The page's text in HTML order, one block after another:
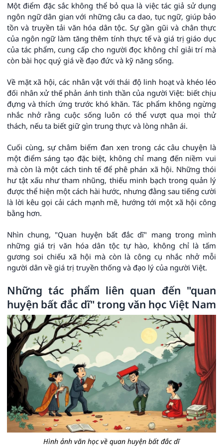
Một điểm đặc sắc không thể bỏ qua là việc tác giả sử dụng
ngôn ngữ dân gian với những câu ca dao, tục ngữ, giúp bảo
tồn và truyền tải văn hóa dân tộc. Sự gần gũi và chân thực
của ngôn ngữ làm tăng thêm tính thực tế và giá trị giáo dục
của tác phẩm, cung cấp cho người đọc không chỉ giải trí mà
còn bài học quý giá về đạo đức và kỹ năng sống.
Về mặt xã hội, các nhân vật với thái độ linh hoạt và khéo léo
đối nhân xử thế phản ánh tinh thần của người Việt: biết chịu
đựng và thích ứng trước khó khăn. Tác phẩm không ngừng
nhắc nhở rằng cuộc sống luôn có thể vượt qua mọi thử
thách, nếu ta biết giữ gìn trung thực và lòng nhân ái.
Cuối cùng, sự châm biếm đan xen trong các câu chuyện là
một điểm sáng tạo đặc biệt, không chỉ mang đến niềm vui
mà còn là một cách tinh tế để phê phán xã hội. Những thói
hư tật xấu như tham nhũng, thiếu minh bạch trong quản lý
được thể hiện một cách hài hước, nhưng đằng sau tiếng cười
là lời kêu gọi cải cách mạnh mẽ, hướng tới một xã hội công
bằng hơn.
Nhìn chung, "Quan huyện bất đắc dĩ" mang trong mình
những giá trị văn hóa dân tộc tự hào, không chỉ là tấm
gương soi chiếu xã hội mà còn là công cụ nhắc nhở mỗi
người dân về giá trị truyền thống và đạo lý của người Việt.
Những tác phẩm liên quan đến "quan
huyện bất đắc dĩ" trong văn học Việt Nam
Hình ảnh văn học về quan huyện bất đắc dĩ